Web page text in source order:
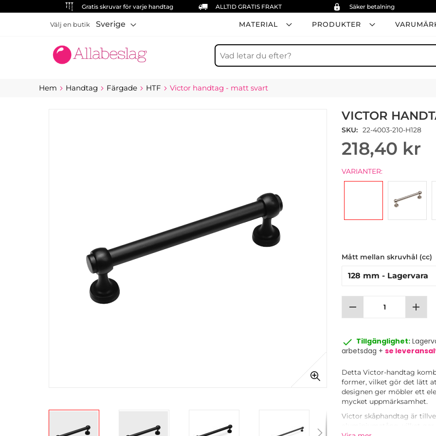
Gratis skruvar för varje handtag ALLTID GRATIS FRAKT Säker betalning
MATERIAL PRODUKTER
Välj en butik Sverige
Sök
Hem Handtag Färgade HTF Victor handtag - matt svart
VICTOR
SKU 22-4003-210-H128
218,40 kr
VARIANTER:
Mått mellan skruvhål (cc)
remove add
done Tillgänglighet:
arbetsdag + se
Detta Victor-handtag
former, vilket gör det lätt
designen ger möbler ett
mycket uppmärksamhet.
Victor skåphandtag är